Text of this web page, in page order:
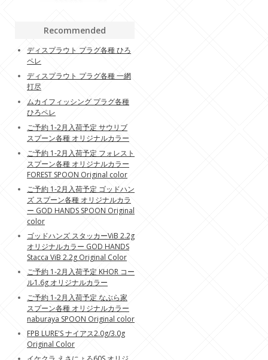
Recommended
ディスプラウト プラグ各種 ひろ
ペレ
ディスプラウト プラグ各種 一網
打尽
ムカイフィッシング プラグ各種
ひろペレ
ご予約 1-2月入荷予定 サウリブ
スプーン各種 オリジナルカラー
ご予約 1-2月入荷予定 フォレスト
スプーン各種 オリジナルカラー
FOREST SPOON Original color
ご予約 1-2月入荷予定 ゴッドハン
ズ スプーン各種 オリジナルカラ
ー GOD HANDS SPOON Original
color
ゴッドハンズ スタッカーViB 2.2g
オリジナルカラー GOD HANDS
Stacca ViB 2.2g Original Color
ご予約 1-2月入荷予定 KHOR コー
ル1.6g オリジナルカラー
ご予約 1-2月入荷予定 なぶら家
スプーン各種 オリジナルカラー
naburaya SPOON Original color
FPB LURE'S ナイアス2.0g/3.0g
Original Color